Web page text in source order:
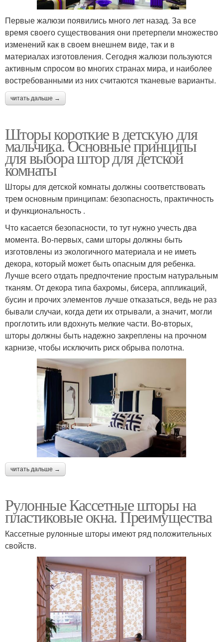
Первые жалюзи появились много лет назад. За все
время своего существования они претерпели множество
изменений как в своем внешнем виде, так и в
материалах изготовления. Сегодня жалюзи пользуются
активным спросом во многих странах мира, и наиболее
востребованными из них считаются тканевые варианты.
читать дальше →
Шторы короткие в детскую для
мальчика. Основные принципы
для выбора штор для детской
комнаты
Шторы для детской комнаты должны соответствовать
трем основным принципам: безопасность, практичность
и функциональность .
Что касается безопасности, то тут нужно учесть два
момента. Во-первых, сами шторы должны быть
изготовлены из экологичного материала и не иметь
декора, который может быть опасным для ребенка.
Лучше всего отдать предпочтение простым натуральным
тканям. От декора типа бахромы, бисера, аппликаций,
бусин и прочих элементов лучше отказаться, ведь не раз
бывали случаи, когда дети их отрывали, а значит, могли
проглотить или вдохнуть мелкие части. Во-вторых,
шторы должны быть надежно закреплены на прочном
карнизе, чтобы исключить риск обрыва полотна.
читать дальше →
Рулонные Кассетные шторы на
пластиковые окна. Преимущества
Кассетные рулонные шторы имеют ряд положительных
свойств.